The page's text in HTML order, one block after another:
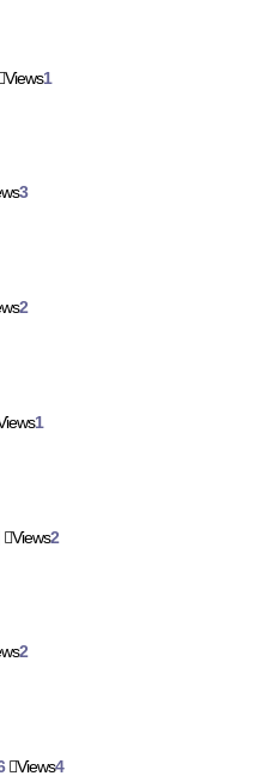
Views1
3
2
1
Views2
2
Views4